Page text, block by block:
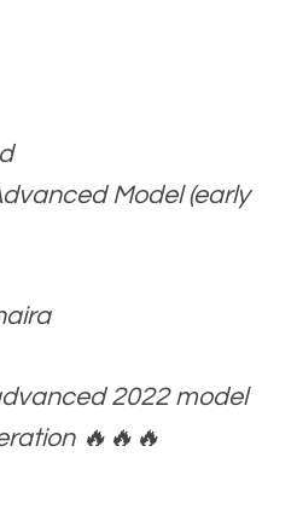
Model (early
2022 model
🔥🔥🔥